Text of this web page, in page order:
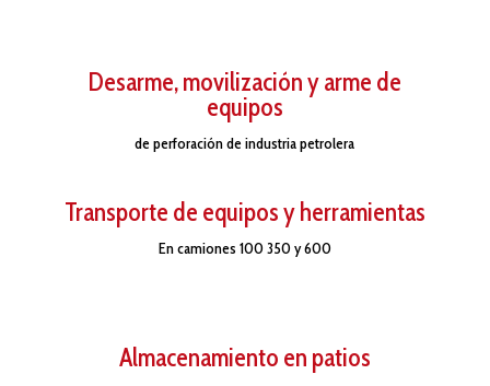
Desarme, movilización y arme de
equipos
de perforación de industria petrolera
Transporte de equipos y herramientas
En camiones 100 350 y 600
Almacenamiento en patios